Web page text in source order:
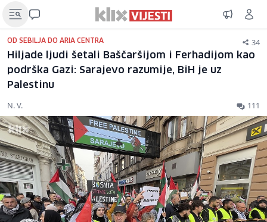
OD SEBILJA DO ARIA CENTRA 34
Hiljade ljudi šetali Baščaršijom i Ferhadijom kao
podrška Gazi: Sarajevo razumije, BiH je uz
Palestinu
N. V. 111